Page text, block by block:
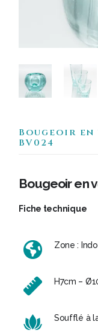
Bougeoir
BV024
Bougeoir en
Fiche technique
Zone :
H7cm –
Soufflé à